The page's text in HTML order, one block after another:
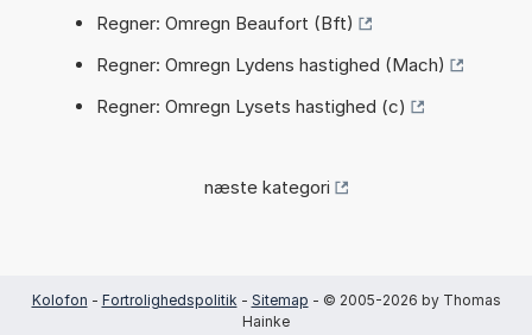
Regner: Omregn Beaufort (Bft)
Regner: Omregn Lydens hastighed (Mach)
Regner: Omregn Lysets hastighed (c)
næste kategori
Kolofon - Fortrolighedspolitik - Sitemap - © 2005-2026 by Thomas
Hainke